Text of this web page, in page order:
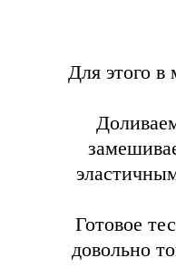
Для этого
Готовое
довольно